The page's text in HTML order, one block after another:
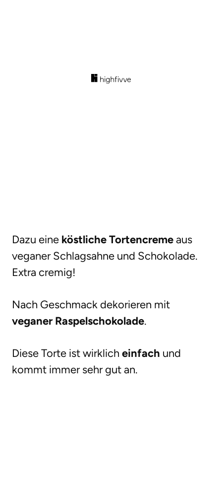
Dazu eine köstliche Tortencreme aus
veganer Schlagsahne und Schokolade.
Extra cremig!
Nach Geschmack dekorieren mit
veganer Raspelschokolade.
Diese Torte ist wirklich einfach und
kommt immer sehr gut an.